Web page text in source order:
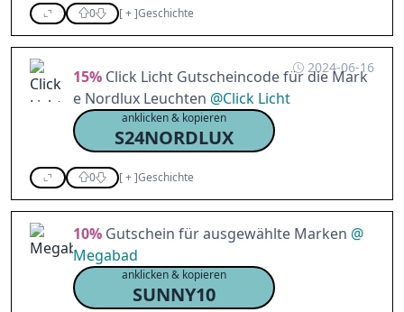
0 [+]Geschichte
2024-06-16
15% Click Licht Gutscheincode für die Mark
e Nordlux Leuchten @Click Licht
anklicken & kopieren
S24NORDLUX
0 [+]Geschichte
10% Gutschein für ausgewählte Marken @
Megabad
anklicken & kopieren
SUNNY10